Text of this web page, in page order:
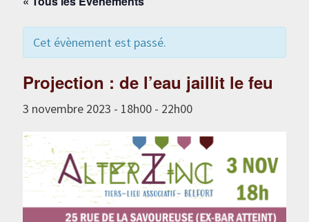
Cet évènement est passé.
Projection : de l’eau jaillit le feu
3 novembre 2023 - 18h00- 22h00